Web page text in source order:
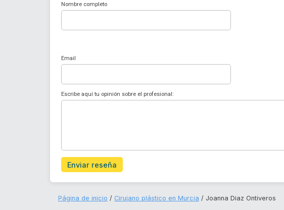
Nombre completo
Email
Escribe aquí tu opinión sobre el profesional:
Enviar reseña
Página de inicio Cirujano plástico en Murcia Joanna Diaz Ontiveros